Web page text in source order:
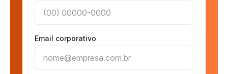
Email corporativo